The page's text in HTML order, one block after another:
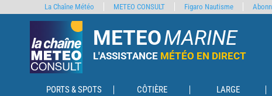
METEOMARINE
L'ASSISTANCE MÉTÉO EN DIRECT
PORTS & SPOTS CÔTIÈRE LARGE
La Chaîne Météo METEO CONSULT Figaro Nautisme